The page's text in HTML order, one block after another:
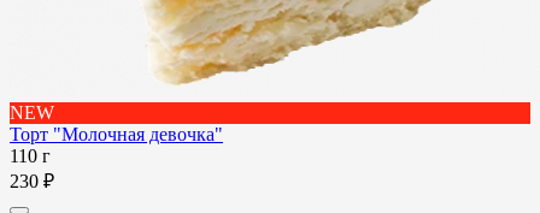
NEW
Торт "Молочная девочка"
110 г
230 ₽